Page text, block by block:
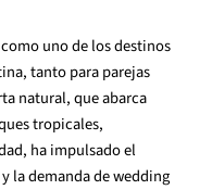
uno de los destinos
tanto para parejas
natural, que abarca
tropicales,
ha impulsado el
la demanda de wedding